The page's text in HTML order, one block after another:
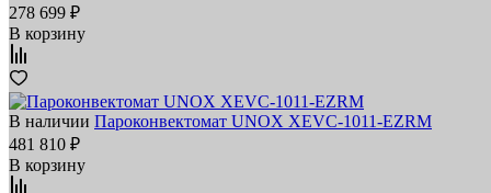
278 699 ₽
В корзину
В наличии Пароконвектомат UNOX XEVC-1011-EZRM
481 810 ₽
В корзину